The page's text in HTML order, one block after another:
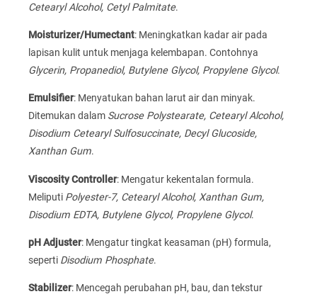
Cetearyl Alcohol, Cetyl Palmitate.
Moisturizer/Humectant: Meningkatkan kadar air pada
lapisan kulit untuk menjaga kelembapan. Contohnya
Glycerin, Propanediol, Butylene Glycol, Propylene Glycol.
Emulsifier: Menyatukan bahan larut air dan minyak.
Ditemukan dalam Sucrose Polystearate, Cetearyl Alcohol,
Disodium Cetearyl Sulfosuccinate, Decyl Glucoside,
Xanthan Gum.
Viscosity Controller: Mengatur kekentalan formula.
Meliputi Polyester-7, Cetearyl Alcohol, Xanthan Gum,
Disodium EDTA, Butylene Glycol, Propylene Glycol.
pH Adjuster: Mengatur tingkat keasaman (pH) formula,
seperti Disodium Phosphate.
Stabilizer: Mencegah perubahan pH, bau, dan tekstur